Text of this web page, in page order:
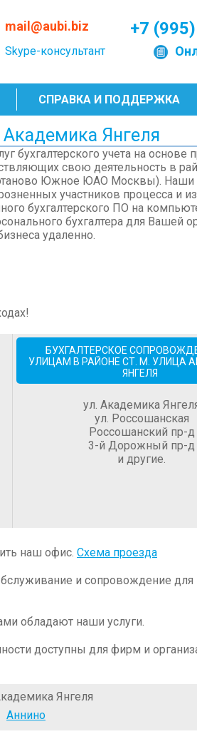
mail@aubi.biz
Skype-консультант
+7
СПРАВКА И ПОДДЕРЖКА
Академика Янгеля
бухгалтерского учета на основе
свою деятельность в
Южное ЮАО Москвы). Наши
участников процесса и
бухгалтерского ПО на
бухгалтера для Вашей
удаленно.
БУХГАЛТЕРСКОЕ
УЛИЦАМ В РАЙОНЕ СТ. М. УЛИЦА
ЯНГЕЛЯ
ул. Академика
ул. Россошанская
Россошанский пр-д
3-й Дорожный пр-д
и другие.
наш офис. Схема проезда
и сопровождение для
обладают наши услуги.
доступны для фирм и
Янгеля
Аннино